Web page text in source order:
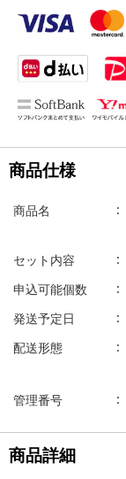
商品仕様
商品名
セット内容
申込可能個数
発送予定日
配送形態
管理番号
商品詳細